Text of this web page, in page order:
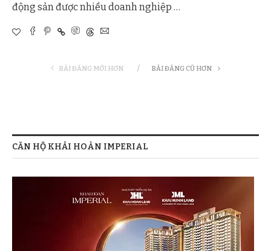
động sản được nhiều doanh nghiệp …
BÀI ĐĂNG MỚI HƠN BÀI ĐĂNG CŨ HƠN
CĂN HỘ KHẢI HOÀN IMPERIAL